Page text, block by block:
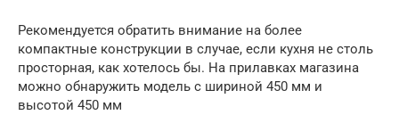
Рекомендуется обратить внимание на более
компактные конструкции в случае, если кухня не столь
просторная, как хотелось бы. На прилавках магазина
можно обнаружить модель с шириной 450 мм и
высотой 450 мм